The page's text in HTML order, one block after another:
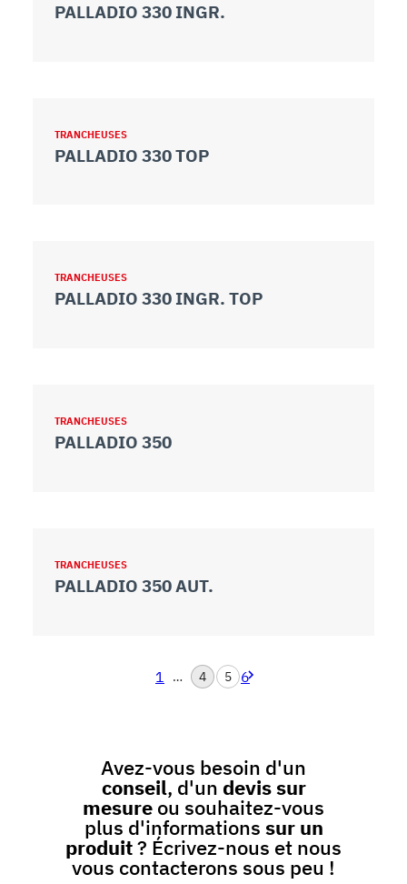
PALLADIO 330 INGR.
TRANCHEUSES
PALLADIO 330 TOP
TRANCHEUSES
PALLADIO 330 INGR. TOP
TRANCHEUSES
PALLADIO 350
TRANCHEUSES
PALLADIO 350 AUT.
1 … 4 5 6
Avez-vous besoin d'un
conseil, d'un devis sur
mesure ou souhaitez-vous
plus d'informations sur un
produit? Écrivez-nous et nous
vous contacterons sous peu !